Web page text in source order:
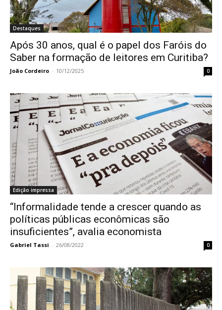
Destaques
Após 30 anos, qual é o papel dos Faróis do
Saber na formação de leitores em Curitiba?
João Cordeiro - 10/12/2025 0
Edição impressa
“Informalidade tende a crescer quando as
políticas públicas econômicas são
insuficientes”, avalia economista
Gabriel Tassi - 26/08/2022 0